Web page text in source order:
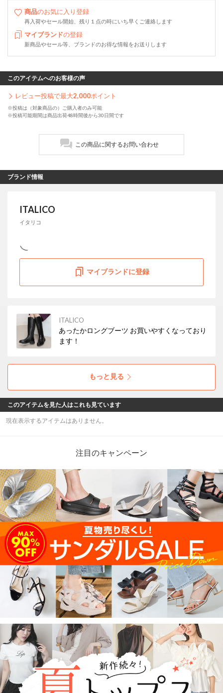
商品のお気に入り登録
再入荷やセール開始、残り１点の時にいち早くご連絡します
マイブランドの登録
新商品やセール等、ブランドのお得な情報をお送りします
このアイテムへのお客様の声
レビュー投稿で最大2,000ポイント
※投稿は（対象商品の）ご購入者のみ可能
※投稿可能期間は商品出荷48時間後から30日間です
この商品に関するお問い合わせ
ブランド情報
ITALICO
イタリコ
マイブランドに登録
ITALICO
あったかロングブーツ お買いやすくなっており
ます！
もっと見る
このアイテムを見た人はこれも見ています
現在表示するアイテムはありません。
注目のキャンペーン